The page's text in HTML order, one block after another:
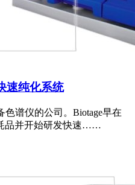
速纯化系统
色谱仪的公司。Biotage早在
品并开始研发快速……